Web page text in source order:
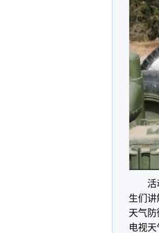
活动
生们
天气
电视天